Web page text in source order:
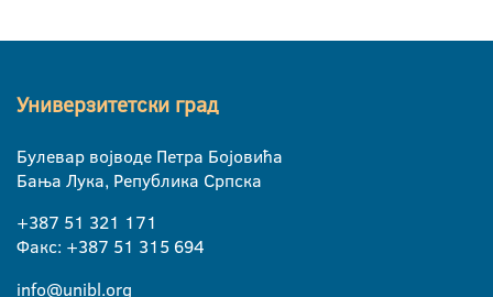
Универзитетски град
Булевар војводе Петра Бојовића
Бања Лука, Република Српска
+387 51 321 171
Факс: +387 51 315 694
info@unibl.org